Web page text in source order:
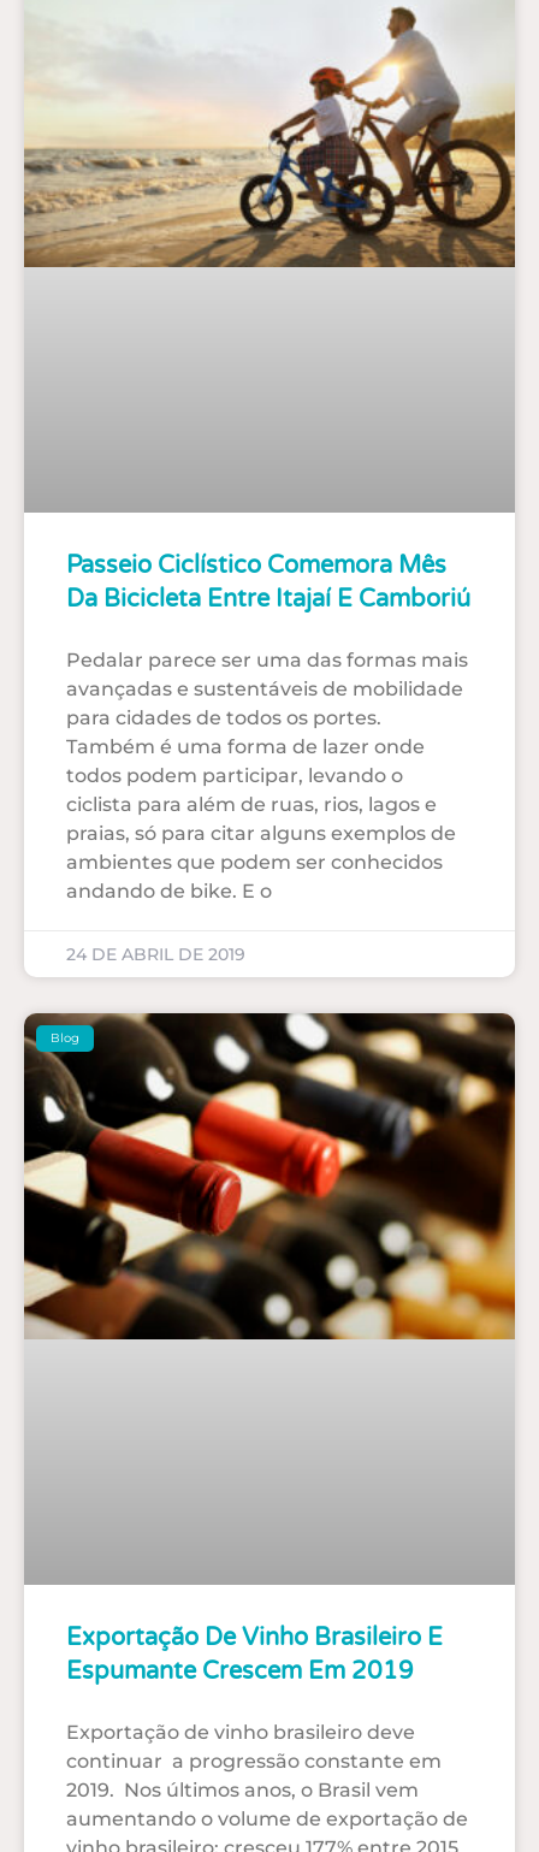
Passeio Ciclístico Comemora Mês
Da Bicicleta Entre Itajaí E Camboriú
Pedalar parece ser uma das formas mais
avançadas e sustentáveis de mobilidade
para cidades de todos os portes.
Também é uma forma de lazer onde
todos podem participar, levando o
ciclista para além de ruas, rios, lagos e
praias, só para citar alguns exemplos de
ambientes que podem ser conhecidos
andando de bike. E o
24 DE ABRIL DE 2019
Blog
Exportação De Vinho Brasileiro E
Espumante Crescem Em 2019
Exportação de vinho brasileiro deve
continuar a progressão constante em
2019. Nos últimos anos, o Brasil vem
aumentando o volume de exportação de